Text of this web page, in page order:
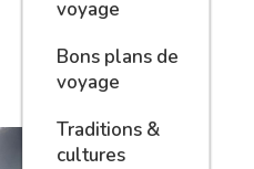
voyage
Bons plans de
voyage
Traditions &
cultures